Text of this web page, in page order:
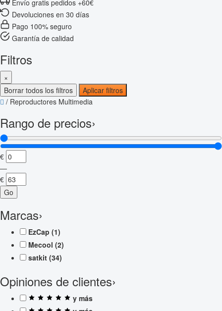
Envío gratis pedidos +60€
Devoluciones en 30 días
Pago 100% seguro
Garantía de calidad
Filtros
×
Borrar todos los filtros
Aplicar filtros
/ Reproductores Multimedia
Rango de precios›
€
—
€
Go
Marcas›
EzCap (1)
Mecool (2)
satkit (34)
Opiniones de clientes›
y más